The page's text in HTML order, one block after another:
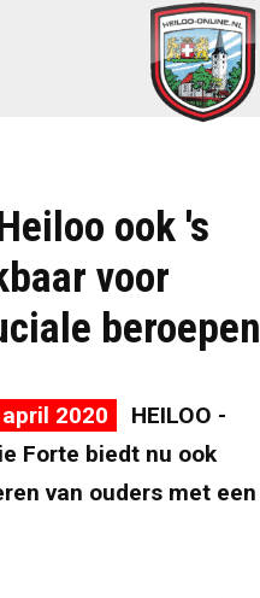
ook 's
voor
beroepen
2020
HEILOO -
Forte biedt nu ook
van ouders met een